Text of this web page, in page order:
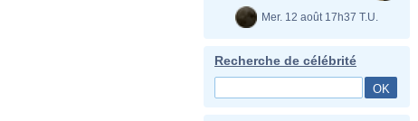
Mer. 12 août 17h37 T.U.
Recherche de célébrité